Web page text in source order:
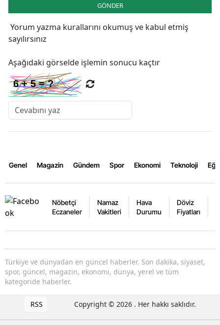
GÖNDER
Yorum yazma kurallarını okumuş ve kabul etmiş
sayılırsınız
Aşağıdaki görselde işlemin sonucu kaçtır
Genel Magazin Gündem Spor Ekonomi Teknoloji
Nöbetçi
Eczaneler
Namaz
Vakitleri
Hava
Durumu
Döviz
Fiyatları
Türkiye ve dünyadan en güncel haberler. Son dakika, siyaset,
spor, güncel, magazin, ekonomi, dünya, yerel ve tüm
kategoride haberler.
RSS Copyright © 2026 . Her hakkı saklıdır.